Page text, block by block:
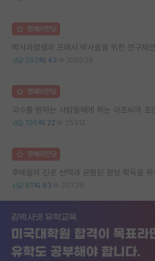
명예의전당
박사과정생과 프레시 박사들을 위한 연구제
252 43 106039
명예의전당
교수를 원하는 사람들에게 하는 아조씨의 조
106 22 25312
명예의전당
81 63 20736